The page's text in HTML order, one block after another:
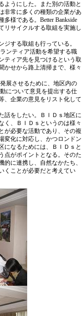
ようにした。また別の活動と
非常に多くの種類の企業があ
様である。Better Bankside
リサイクルする取組を実施し
ジする取組も行っている。
ンティア活動を希望する職
ティア先を見つけるという取
かせから路上清掃まで、様々
発展させるために、地区内の
について意見を提出する仕
、企業の意見をリスト化して
話をしたい。ＢＩＤｓ地区に
く、ＢＩＤｓというのは様々
が必要な活動であり、その複
変化に対応し、かつロンドン
になるためには、ＢＩＤｓと
点がポイントとなる。そのた
に連携し、自然なかたち、
くことが必要だと考えてい